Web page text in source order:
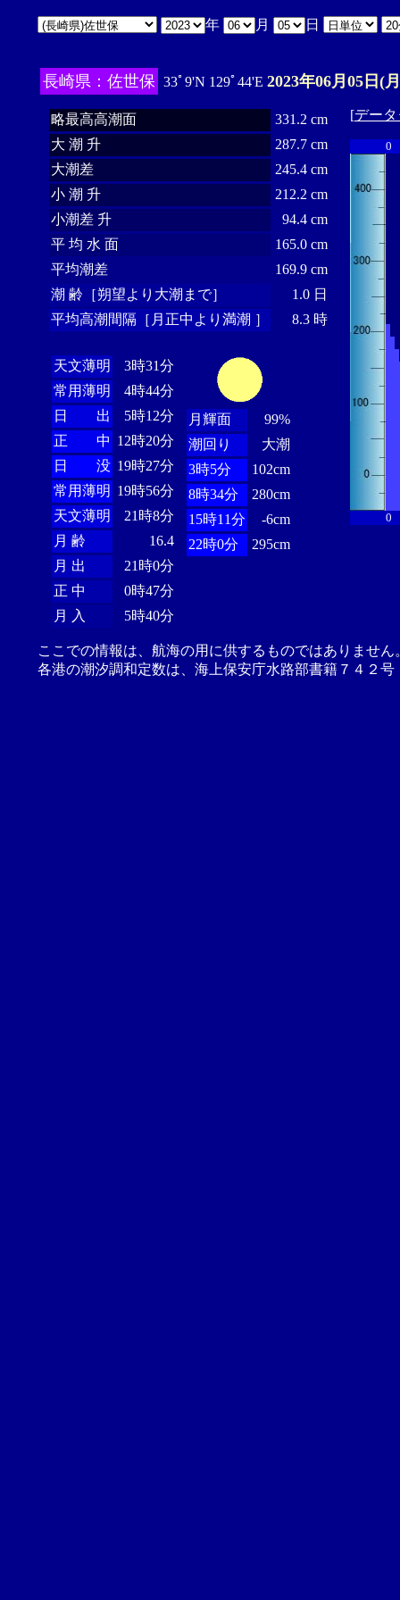
年 月 日
長崎県：佐世保 33ﾟ9'N 129ﾟ44'E 2023年06月05日(
略最高高潮面
331.2 cm
大 潮 升
287.7 cm
大潮差
245.4 cm
小 潮 升
212.2 cm
小潮差 升
94.4 cm
平 均 水 面
165.0 cm
平均潮差
169.9 cm
潮 齢［朔望より大潮まで］
1.0 日
平均高潮間隔［月正中より満潮 ］
8.3 時
天文薄明
3時31分
常用薄明
4時44分
日 出
5時12分
正 中 12時20分
日 没 19時27分
常用薄明 19時56分
天文薄明
21時8分
月 齢
16.4
月 出
21時0分
正 中
0時47分
月 入
5時40分
月輝面
99%
潮回り
大潮
3時5分
102cm
8時34分
280cm
15時11分
-6cm
22時0分
295cm
[デー
0
0
ここでの情報は、航海の用に供するものではありませ
各港の潮汐調和定数は、海上保安庁水路部書籍７４２